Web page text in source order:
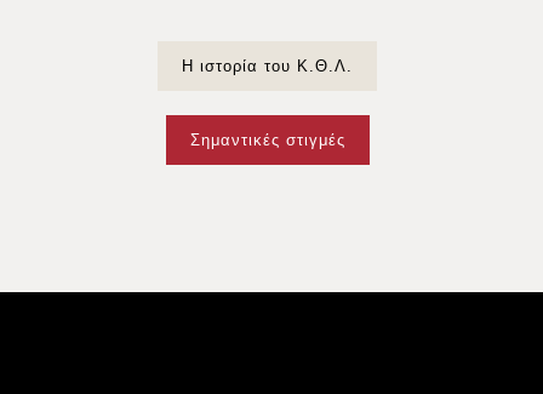
Η ιστορία του Κ.Θ.Λ.
Σημαντικές στιγμές